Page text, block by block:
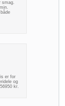
er for
og
kr.